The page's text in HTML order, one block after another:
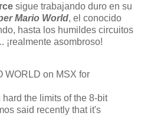
sigue trabajando duro en su
Mario World, el conocido
hasta los humildes circuitos
¡realmente asombroso!
WORLD on MSX for
the limits of the 8-bit
said recently that it's